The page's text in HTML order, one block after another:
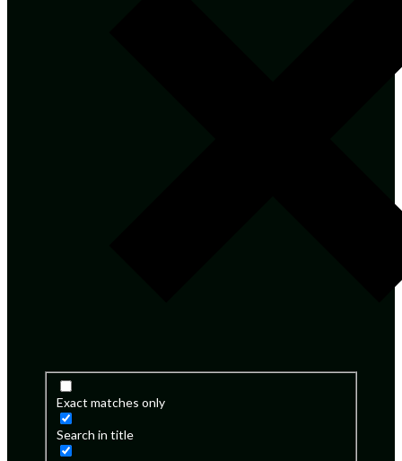
Exact matches only
Search in title